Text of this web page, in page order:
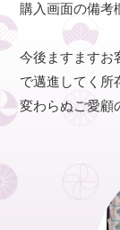
購入画面の備考
今後ますますお
で邁進してく所
変わらぬご愛顧